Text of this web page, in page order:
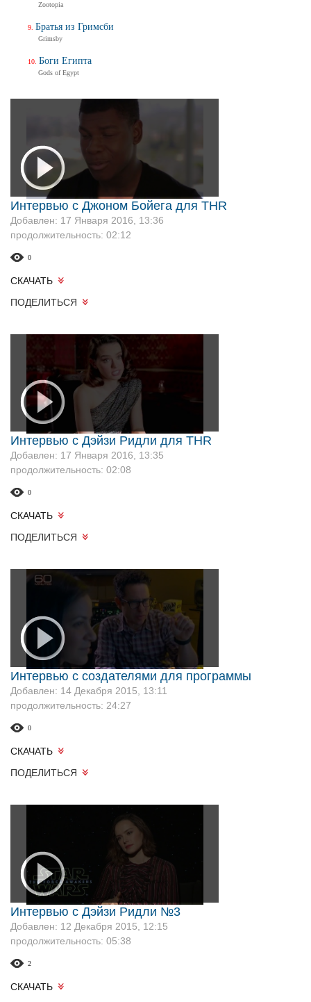
Интервью с Джоном Бойега для THR
Добавлен: 17 Января 2016, 13:36
продолжительность: 02:12
0
СКАЧАТЬ
ПОДЕЛИТЬСЯ
Интервью с Дэйзи Ридли для THR
Добавлен: 17 Января 2016, 13:35
продолжительность: 02:08
0
СКАЧАТЬ
ПОДЕЛИТЬСЯ
Интервью с создателями для программы
Добавлен: 14 Декабря 2015, 13:11
продолжительность: 24:27
0
СКАЧАТЬ
ПОДЕЛИТЬСЯ
Интервью с Дэйзи Ридли №3
Добавлен: 12 Декабря 2015, 12:15
продолжительность: 05:38
2
СКАЧАТЬ
Zootopia
Братья из Гримсби
Grimsby
Боги Египта
Gods of Egypt